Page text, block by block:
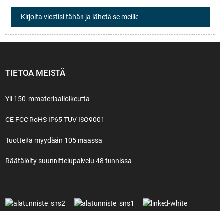
Kirjoita viestisi tähän ja lähetä se meille
TIETOA MEISTÄ
Yli 150 immateriaalioikeutta
CE FCC RoHS IP65 TUV ISO9001
Tuotteita myydään 105 maassa
Räätälöity suunnittelupalvelu 48 tunnissa